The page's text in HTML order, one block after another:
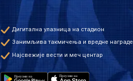
Дигитална улазница на стадион
Занимљива такмичења и вредне награде
Најсвежије вести и меч центар